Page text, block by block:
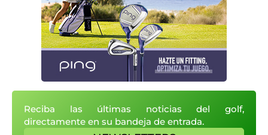
Reciba las últimas noticias del golf,
directamente en su bandeja de entrada.